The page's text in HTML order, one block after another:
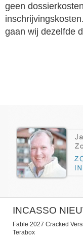
geen
gaan wij dezelfde
INCASSO
Fable 2027 Cracked
Terabox